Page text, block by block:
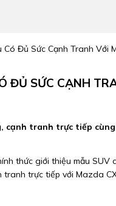
Đủ Sức Cạnh Tranh Với
ĐỦ SỨC CẠNH
cạnh tranh trực tiếp
thức giới thiệu mẫu SUV
trực tiếp với Mazda